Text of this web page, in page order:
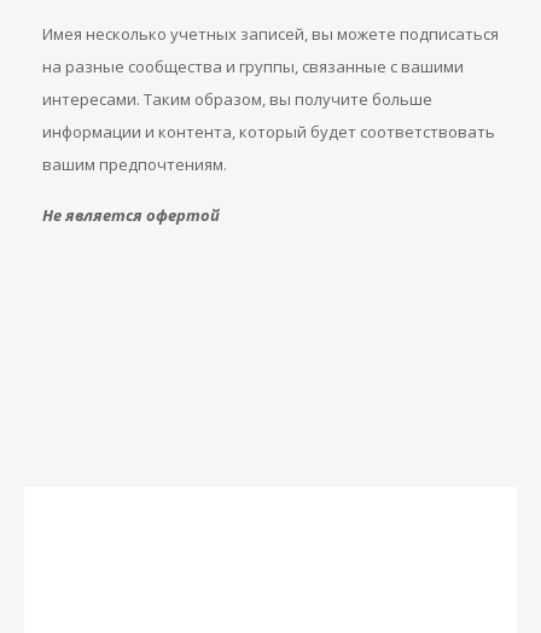
Имея несколько учетных записей, вы можете подписаться
на разные сообщества и группы, связанные с вашими
интересами. Таким образом, вы получите больше
информации и контента, который будет соответствовать
вашим предпочтениям.
Не является офертой